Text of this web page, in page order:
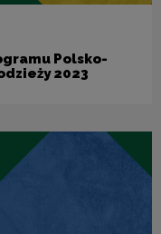
Polsko-
2023